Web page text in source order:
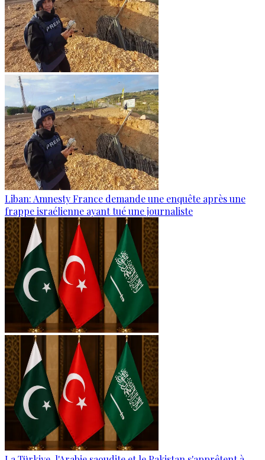
Liban: Amnesty France demande une enquête après une
frappe israélienne ayant tué une journaliste